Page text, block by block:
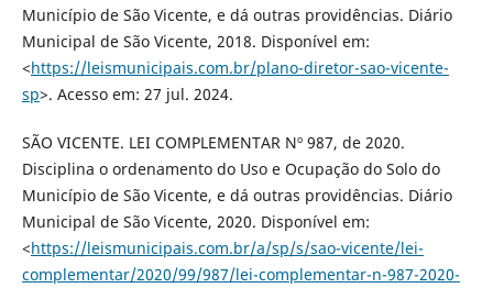
Município de São Vicente, e dá outras providências. Diário
Municipal de São Vicente, 2018. Disponível em:
<https://leismunicipais.com.br/plano-diretor-sao-vicente-
sp>. Acesso em: 27 jul. 2024.
SÃO VICENTE. LEI COMPLEMENTAR Nº 987, de 2020.
Disciplina o ordenamento do Uso e Ocupação do Solo do
Município de São Vicente, e dá outras providências. Diário
Municipal de São Vicente, 2020. Disponível em:
<https://leismunicipais.com.br/a/sp/s/sao-vicente/lei-
complementar/2020/99/987/lei-complementar-n-987-2020-